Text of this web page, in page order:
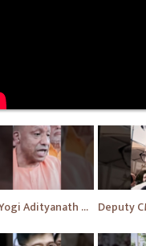
CM Yogi Adityanath का विपक्ष की खोली पोल | News | BJP News | #shorts #yt #news #ytshorts